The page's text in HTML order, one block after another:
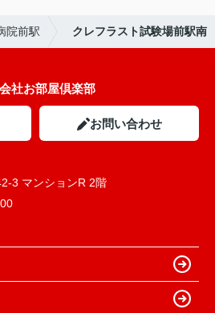
院前駅 クレフラスト試験場前駅南
社お部屋倶楽部
お問い合わせ
3 マンションR 2階